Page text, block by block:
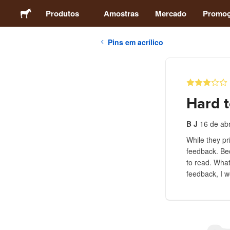
Produtos Amostras Mercado
Pins em acrílico
Hard
B J 16 de
While they
feedback.
to read.
feedback, I